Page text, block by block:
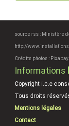
source rss : Ministère
http://
Crédits photos :
Informations
Copyright i.c.e
Tous droits
Mentions légales
Contact